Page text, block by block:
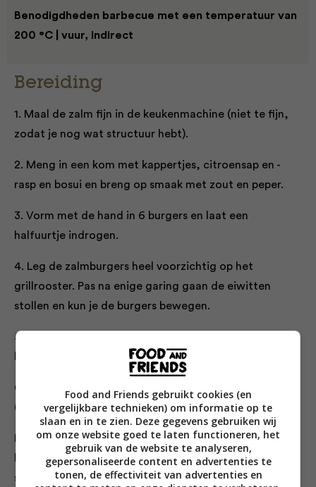
Benodigdheden barbecue met een temperatuur van
200 °C | vuur, indirect
Bereiding
1. Maal de zalm fijn in de keukenmachine (niet te fijn,
zodat je nog wat structuur hebt).
2. Meng in een kom met kappertjes, citroensap en -
rasp en bosui en breng op smaak met zout en peper.
3. Vorm met de hand in 6 burgers en laat een
halfuurtje indrogen.
4. Leg de zalmburgers heel voorzichtig op het
grillrooster. Pas na enige garing gaan de eiwitten
stollen en kun je de burgers bewegen.
5. Gril de zalmburgers rondom krokant tot een
kerntemperatuur van 48 °C.
6. Serveer met kruidenmayonaise en zoetzure tomaat
(zie hieronder).
Kruidenmayonaise:die komt echt in bijna al mijn
boeken voor, maar dan vaak in de snelle
staafmixermethode. Onderstaand de klassieke
Food and Friends gebruikt cookies (en
vergelijkbare technieken) om informatie op te
slaan en in te zien. Deze gegevens gebruiken wij
om onze website goed te laten functioneren, het
gebruik van de website te analyseren,
gepersonaliseerde content en advertenties te
tonen, de effectiviteit van advertenties en